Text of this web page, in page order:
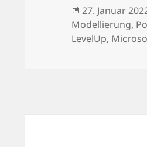
Veröffentlicht
am
27. Januar
Modellierung,
LevelUp,